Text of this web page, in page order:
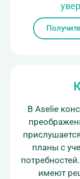
В Aselie
планы с
имеют